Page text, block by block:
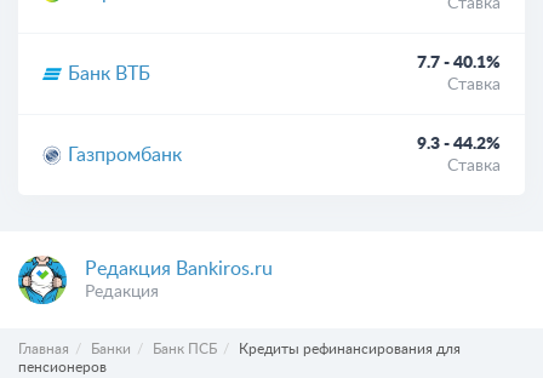
Ставка
Банк ВТБ
7.7 - 40.1%
Ставка
Газпромбанк
9.3 - 44.2%
Ставка
Редакция Bankiros.ru
Редакция
Главная Банки Банк ПСБ
Кредиты рефинансирования для
пенсионеров